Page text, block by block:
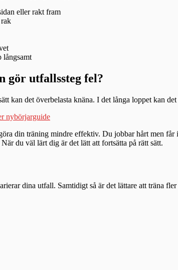
eller rakt fram
långsamt
gör utfallssteg fel?
kan det överbelasta knäna. I det långa loppet kan
nybörjarguide
din träning mindre effektiv. Du jobbar hårt men
du väl lärt dig är det lätt att fortsätta på rätt sätt.
dina utfall. Samtidigt så är det lättare att träna